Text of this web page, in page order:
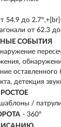
54.9 до
от 62.3 до
СОБЫТИЯ
детекция
/
- 360°